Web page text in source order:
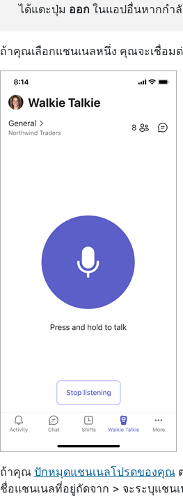
ได้แตะปุ่ม ออก ในแอปอื่นหากกําลั
ถ้าคุณเลือกแชนเนลหนึ่ง คุณจะเชื่อม
ถ้าคุณปักหมุดแชนเนลโปรดของคุณ
ชื่อแชนเนลที่อยู่ถัดจาก > จะระบุแชน